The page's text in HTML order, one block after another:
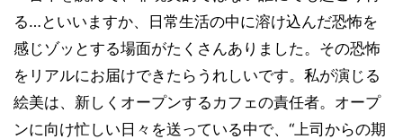
る…といいますか、日常生活の中に溶け込んだ恐怖を
感じゾッとする場面がたくさんありました。その恐怖
をリアルにお届けできたらうれしいです。私が演じる
絵美は、新しくオープンするカフェの責任者。オープ
ンに向け忙しい日々を送っている中で、“上司からの期